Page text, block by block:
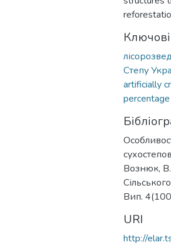
Степу
artificially
Вознюк,
Вип.
URI
http://